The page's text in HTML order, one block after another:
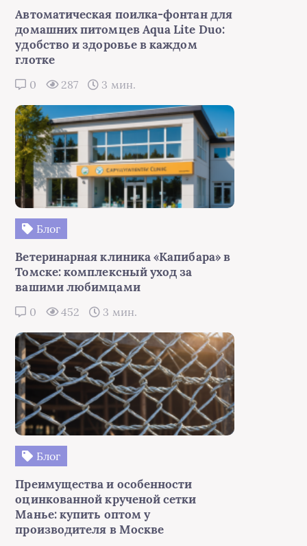
Автоматическая поилка-фонтан для
домашних питомцев Aqua Lite Duo:
удобство и здоровье в каждом
глотке
0 287 3 мин.
Блог
Ветеринарная клиника «Капибара» в
Томске: комплексный уход за
вашими любимцами
0 452 3 мин.
Блог
Преимущества и особенности
оцинкованной крученой сетки
Манье: купить оптом у
производителя в Москве